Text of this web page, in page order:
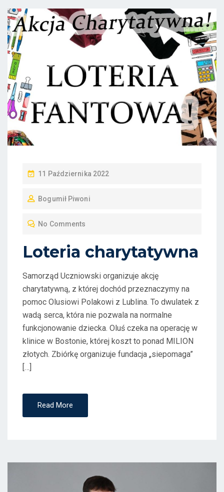
P
S
O
11 Października 2022
Bogumił Piwoni
No Comments
Loteria charytatywna
Samorząd Uczniowski organizuje akcję
charytatywną, z której dochód przeznaczymy na
pomoc Olusiowi Polakowi z Lublina. To dwulatek z
wadą serca, która nie pozwala na normalne
funkcjonowanie dziecka. Oluś czeka na operację w
klinice w Bostonie, której koszt to ponad MILION
złotych. Zbiórkę organizuje fundacja „siepomaga”
[…]
Read More